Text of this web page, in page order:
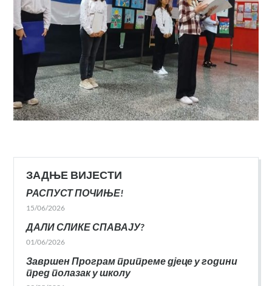
ЗАДЊЕ ВИЈЕСТИ
РАСПУСТ ПОЧИЊЕ!
15/06/2026
ДАЛИ СЛИКЕ СПАВАЈУ?
01/06/2026
Завршен Програм припреме дјеце у години
пред полазак у школу